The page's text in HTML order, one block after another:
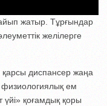
жатыр. Тұрғындар
желілерге
қарсы диспансер жаңа
физиологиялық ем
үйі» қоғамдық қоры